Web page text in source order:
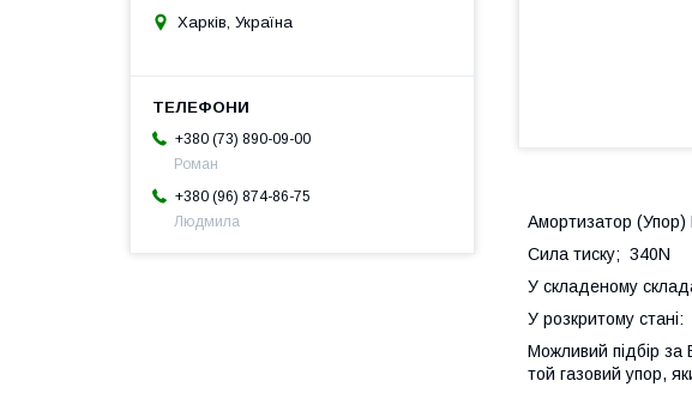
Амортизатор
Сила тиску; 340N
У складеному
У розкритому
Можливий підбір за
той газовий упор,
Харків, Україна
+380 (73) 890-09-00
Роман
+380 (96) 874-86-75
Людмила